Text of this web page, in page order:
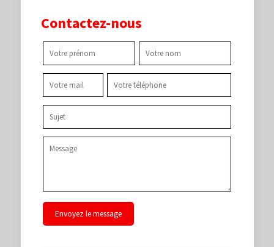
Contactez-nous